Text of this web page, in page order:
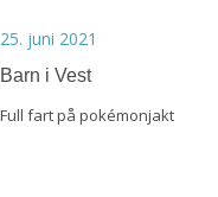
25. juni 2021
Barn i Vest
Full fart på pokémonjakt